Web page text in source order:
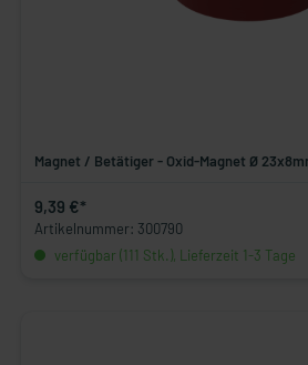
Magnet / Betätiger - Oxid-Magnet Ø
9,39 €*
Artikelnummer: 300790
verfügbar (111 Stk.), Lieferzeit 1-3 Tage